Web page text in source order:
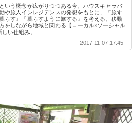
いう概念が広がりつつある今、ハウスキャラバ
や旅人インレジデンスの発想をもとに、『旅す
らす』『暮らすように旅する』を考える。移動
をしながら地域と関わる【ローカル×ソーシャル
い仕組み。
2017-11-07 17:45